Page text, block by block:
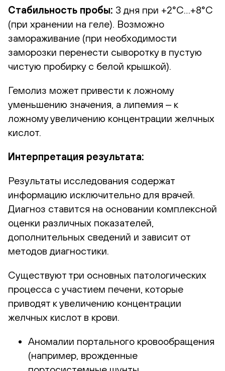
Стабильность пробы: 3 дня при +2°С…+8°С
(при хранении на геле). Возможно
замораживание (при необходимости
заморозки перенести сыворотку в пустую
чистую пробирку с белой крышкой).
Гемолиз может привести к ложному
уменьшению значения, а липемия ‒ к
ложному увеличению концентрации желчных
кислот.
Интерпретация результата:
Результаты исследования содержат
информацию исключительно для врачей.
Диагноз ставится на основании комплексной
оценки различных показателей,
дополнительных сведений и зависит от
методов диагностики.
Существуют три основных патологических
процесса с участием печени, которые
приводят к увеличению концентрации
желчных кислот в крови.
Аномалии портального кровообращения
(например, врожденные